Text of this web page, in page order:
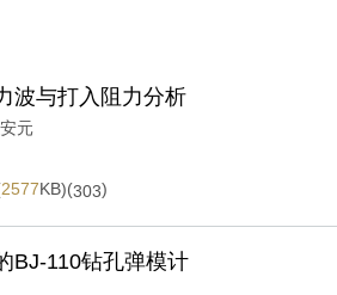
波与打入阻力分析
元
2577KB)(303)
BJ-110钻孔弹模计